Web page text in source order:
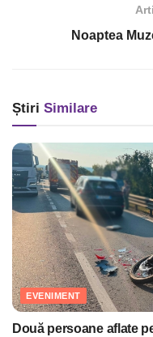
Noaptea
Știri Similare
EVENIMENT
Două persoane aflate